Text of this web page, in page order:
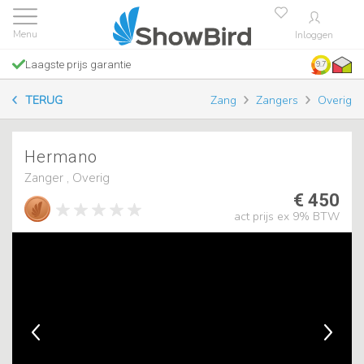
Inloggen
Laagste prijs garantie 9.7
TERUG Zang Zangers Overig
Hermano
Zanger , Overig
€ 450
act prijs ex 9% BTW